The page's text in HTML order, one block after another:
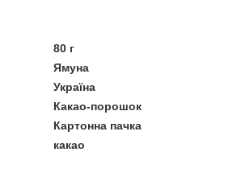
80 г
Ямуна
Україна
Какао-порошок
Картонна пачка
какао